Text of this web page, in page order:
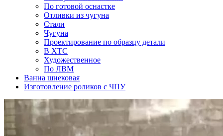
По готовой оснастке
Отливки из чугуна
Стали
Чугуна
Проектирование по образцу детали
В ХТС
Художественное
По ЛВМ
Ванна шнековая
Изготовление роликов с ЧПУ